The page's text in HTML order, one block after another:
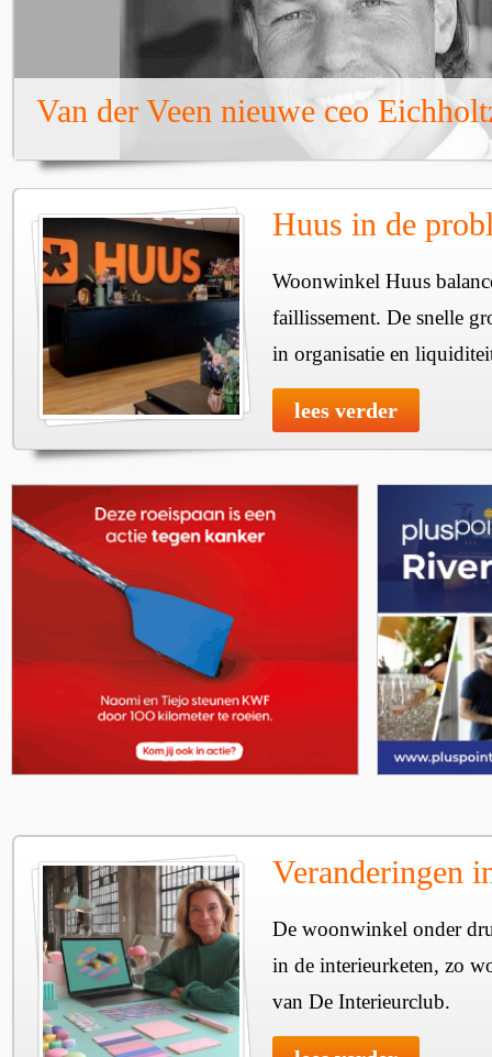
Van der Veen nieuwe ceo
Huus in de
Woonwinkel Huus
faillissement. De snelle
in organisatie en
lees verder
Veranderingen
De woonwinkel onder
in de interieurketen, zo
van De Interieurclub.